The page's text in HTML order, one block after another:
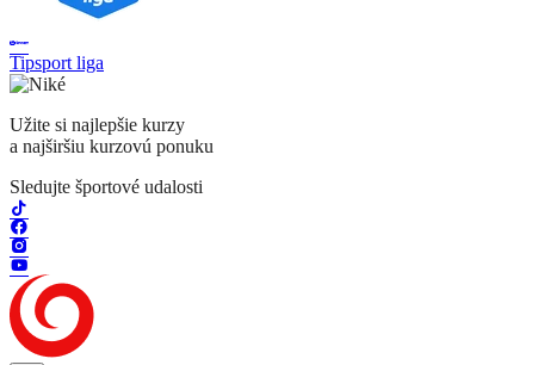
Tipsport liga
Užite si najlepšie kurzy
a najširšiu kurzovú ponuku
Sledujte športové udalosti